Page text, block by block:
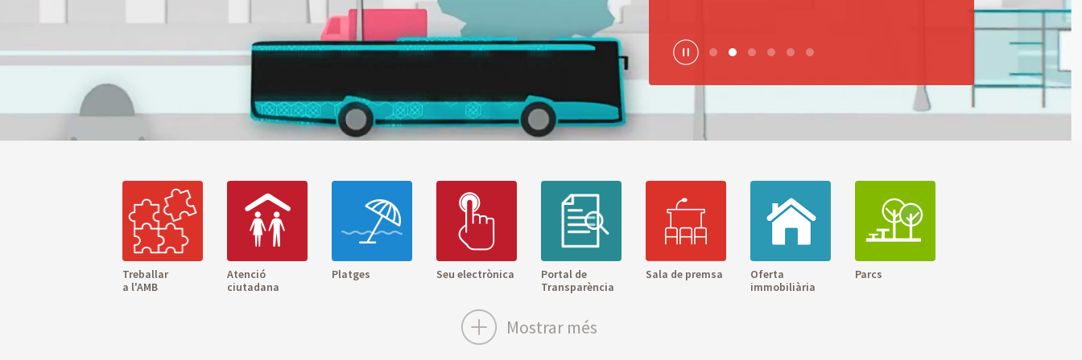
Pause
Treballar
a l'AMB
Atenció
ciutadana
Platges Seu electrònica
Portal de
Transparència
Sala de premsa
Oferta
immobiliària
Parcs
Mostrar més